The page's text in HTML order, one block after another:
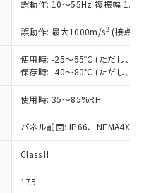
誤動作: 10～55Hz 複振幅
誤動作: 最大1000m/s2 (接点
使用時: -25～55℃ (ただし、氷
保存時: -40～80℃ (ただし、氷
使用時: 35～85%RH
パネル前面: IP66、NEMA4X,
Class II
175
者に漏洩または開
します。
品リスト作成サー
だくには、I-Web
されている必要が
イト上で当社にご
トについて、当社
用者が、当社の製
るお客様との取
で利用すること
は、"個人情報
どにより、予定
す。
ロード
ンロードするこ
非含有証明書
）のすべてが基
ます。
において有害物
に深刻な影響を
す。
販売部門へお問
よび3の内容を当
す。また当社は、
係わる関係者が違
がある場合は、取
ん。
キャンセル
また在庫状況の
いない機種